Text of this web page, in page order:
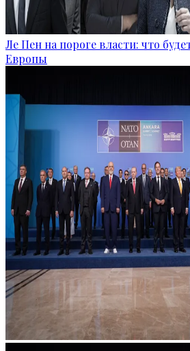
Ле Пен на пороге власти: что
Европы